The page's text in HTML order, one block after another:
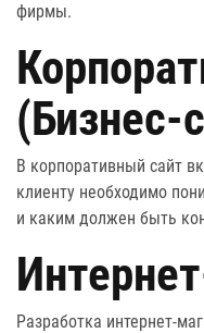
фирмы.
(Бизнес-
В корпоративный сайт
клиенту необходимо
и каким должен быть
Разработка интернет-